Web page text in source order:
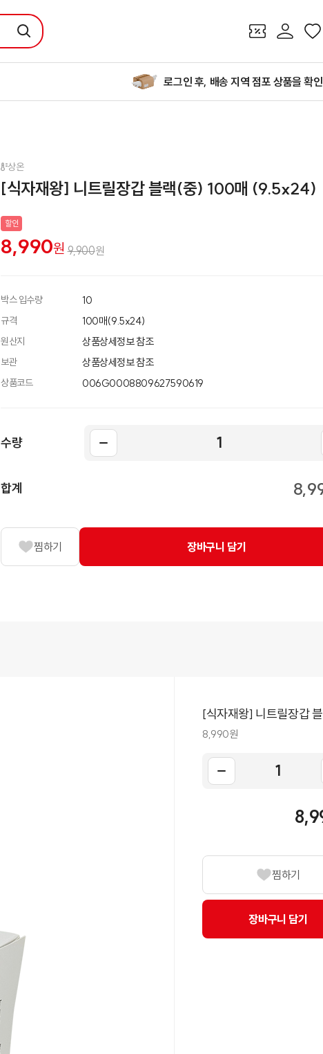
검색
쿠폰 마이페이지
찜
로그인 후, 배송 지역 점포 상품을 확
상온
[식자재왕] 니트릴장갑 블랙(중) 100매 (9.5x24)
할인
8,990원 9,900원
박스 입수량 10
규격 100매(9.5x24)
원산지 상품상세정보 참조
보관 상품상세정보 참조
상품코드 006G0008809627590619
수량
합계
찜하기 장바구니 담기
[식자재왕] 니트릴장갑
(중) 100매(9.5x24)
8,990원
찜하기
장바구니 담기